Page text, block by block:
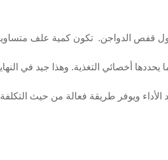
قفص الدواجن. تكون كمية علف
أخصائي التغذية. وهذا جيد في
ويوفر طريقة فعالة من حيث التكلفة